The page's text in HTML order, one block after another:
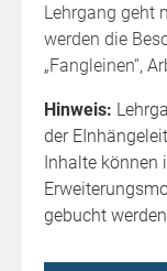
Lehrgang geht
werden die
„Fangleinen“,
Hinweis:
der
Inhalte können
gebucht